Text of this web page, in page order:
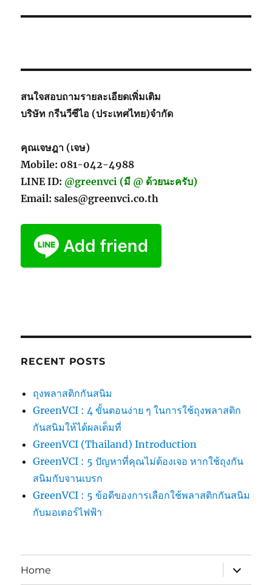
สนใจสอบถามรายละเอียดเพิ่มเติม
บริษัท กรีนวีซีไอ (ประเทศไทย)จำกัด
คุณเจษฎา (เจษ)
Mobile: 081-042-4988
LINE ID: @greenvci (มี @ ด้วยนะครับ)
Email: sales@greenvci.co.th
RECENT POSTS
ถุงพลาสติกกันสนิม
GreenVCI : 4 ขั้นตอนง่าย ๆ ในการใช้ถุงพลาสติก
กันสนิมให้ได้ผลเต็มที่
GreenVCI (Thailand) Introduction
GreenVCI : 5 ปัญหาที่คุณไม่ต้องเจอ หากใช้ถุงกัน
สนิมกับจานเบรก
GreenVCI : 5 ข้อดีของการเลือกใช้พลาสติกกันสนิม
กับมอเตอร์ไฟฟ้า
Home
expand
child